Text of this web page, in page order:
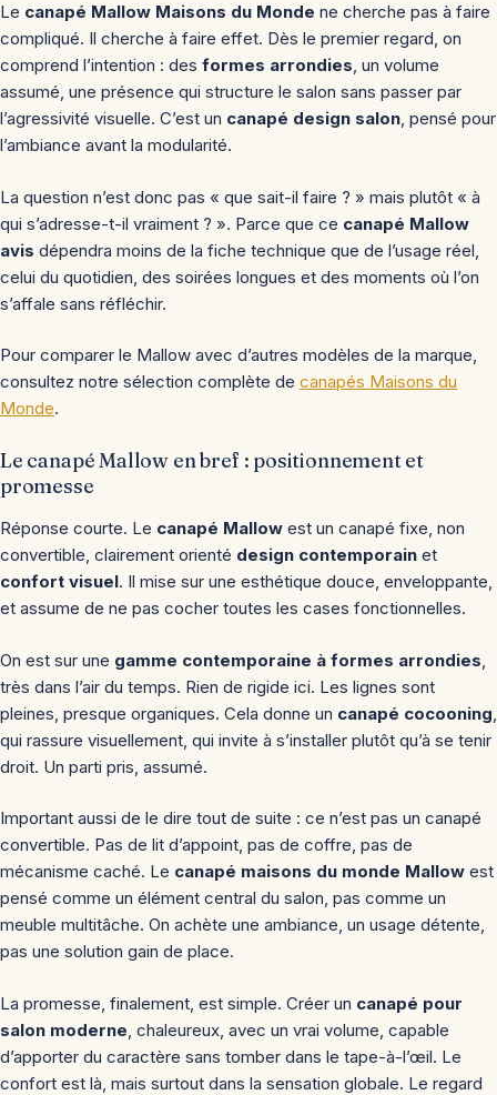
Le canapé Mallow Maisons du Monde ne cherche pas à faire
compliqué. Il cherche à faire effet. Dès le premier regard, on
comprend l’intention : des formes arrondies, un volume
assumé, une présence qui structure le salon sans passer par
l’agressivité visuelle. C’est un canapé design salon, pensé pour
l’ambiance avant la modularité.
La question n’est donc pas « que sait-il faire ? » mais plutôt « à
qui s’adresse-t-il vraiment ? ». Parce que ce canapé Mallow
avis dépendra moins de la fiche technique que de l’usage réel,
celui du quotidien, des soirées longues et des moments où l’on
s’affale sans réfléchir.
Pour comparer le Mallow avec d’autres modèles de la marque,
consultez notre sélection complète de canapés Maisons du
Monde.
Le canapé Mallow en bref : positionnement et
promesse
Réponse courte. Le canapé Mallow est un canapé fixe, non
convertible, clairement orienté design contemporain et
confort visuel. Il mise sur une esthétique douce, enveloppante,
et assume de ne pas cocher toutes les cases fonctionnelles.
On est sur une gamme contemporaine à formes arrondies
très dans l’air du temps. Rien de rigide ici. Les lignes sont
pleines, presque organiques. Cela donne un canapé cocooning
qui rassure visuellement, qui invite à s’installer plutôt qu’à se tenir
droit. Un parti pris, assumé.
Important aussi de le dire tout de suite : ce n’est pas un canapé
convertible. Pas de lit d’appoint, pas de coffre, pas de
mécanisme caché. Le canapé maisons du monde Mallow est
pensé comme un élément central du salon, pas comme un
meuble multitâche. On achète une ambiance, un usage détente,
pas une solution gain de place.
La promesse, finalement, est simple. Créer un canapé pour
salon moderne , chaleureux, avec un vrai volume, capable
d’apporter du caractère sans tomber dans le tape-à-l’œil. Le
confort est là, mais surtout dans la sensation globale. Le regard